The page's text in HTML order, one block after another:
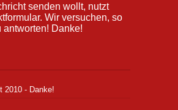
senden wollt, nutzt
Wir versuchen, so
Danke!
2010 - Danke!